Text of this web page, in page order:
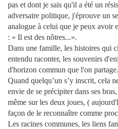
pas et dont je sais qu'il a été un
adversaire politique, j'éprouve un
analogue à celui que je peux avoir
: « Il est des nôtres...».
Dans une famille, les histoires qui
entendu raconter, les souvenirs
d'horizon commun que l'on partage.
Quand quelqu’un s’y inscrit, cela
envie de se précipiter dans ses
même sur les deux joues, (
façon de le reconnaître comme
Les racines communes, les liens